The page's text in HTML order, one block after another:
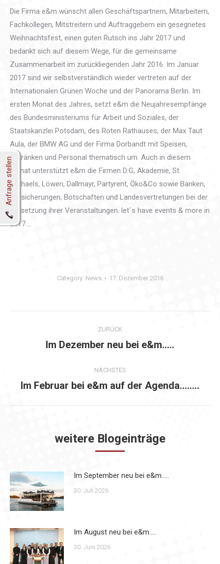
Die Firma e&m wünscht allen Geschäftspartnern, Mitarbeitern,
Fachkollegen, Mitstreitern und Auftraggebern ein gesegnetes
Weihnachtsfest, einen guten Rutsch ins Jahr 2017 und
bedankt sich auf diesem Wege, für die gemeinsame
Zusammenarbeit im zurückliegenden Jahr 2016. Im Januar
2017 sind wir selbstverständlich wieder vertreten auf der
Internationalen Grünen Woche und der Panorama Berlin. Im
ersten Monat des Jahres, setzt e&m die Neujahresempfänge
des Bundesministeriums für Arbeit und Soziales, der
Staatskanzlei Potsdam, des Roten Rathauses, der Max Taut
Aula, der BMW AG und der Firma Dorbandt mit Speisen,
Getränken und Personal thematisch um. Auch in diesem
Monat unterstützt e&m die Firmen D:G, Akademie, St.
Michaels, Löwen, Dallmayr, Partyrent, Öko&Co sowie Banken,
Versicherungen, Botschaften und Landesvertretungen bei der
Umsetzung ihrer Veranstaltungen. let´s have events & more in
2017….
Category: News 17. Dezember 2016
Kommentarnavigation
ZURÜCK
Vorheriger
Im Dezember neu bei e&m…..
NÄCHSTES
Nächster
Im Februar bei e&m auf der Agenda……..
weitere Blogeinträge
Im September neu bei e&m…..
30. Juli 2026
Im August neu bei e&m…..
30. Juni 2026
Anfrage stellen